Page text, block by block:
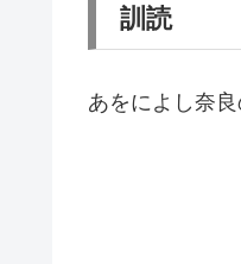
訓読
あをによし奈